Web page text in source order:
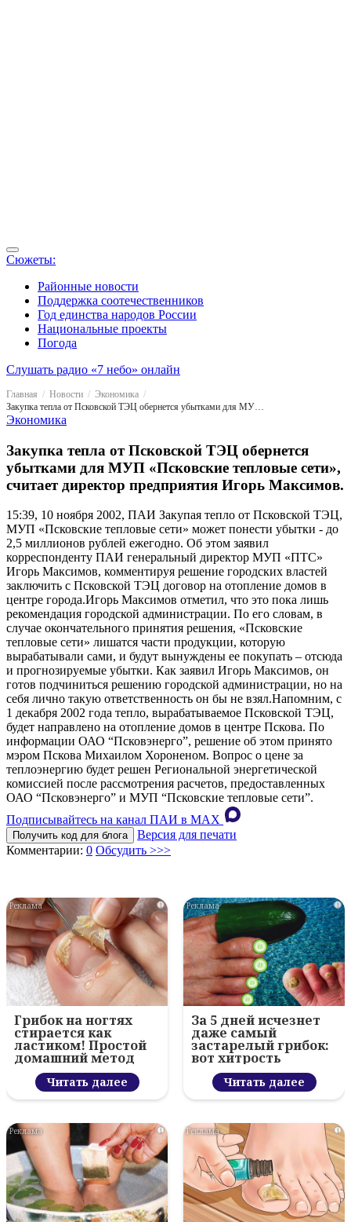
Сюжеты:
Районные новости
Поддержка соотечественников
Год единства народов России
Национальные проекты
Погода
Слушать радио «7 небо» онлайн
Главная Новости
Экономика
Закупка тепла от Псковской ТЭЦ обернется убытками для МУП «Псковские тепловые сети», считает директор предприятия Игорь Максимов.
Экономика
Закупка тепла от Псковской ТЭЦ обернется
убытками для МУП «Псковские тепловые сети»,
считает директор предприятия Игорь Максимов.
15:39, 10 ноября 2002, ПАИ Закупая тепло от Псковской ТЭЦ,
МУП «Псковские тепловые сети» может понести убытки - до
2,5 миллионов рублей ежегодно. Об этом заявил
корреспонденту ПАИ генеральный директор МУП «ПТС»
Игорь Максимов, комментируя решение городских властей
заключить с Псковской ТЭЦ договор на отопление домов в
центре города.Игорь Максимов отметил, что это пока лишь
рекомендация городской администрации. По его словам, в
случае окончательного принятия решения, «Псковские
тепловые сети» лишатся части продукции, которую
вырабатывали сами, и будут вынуждены ее покупать – отсюда
и прогнозируемые убытки. Как заявил Игорь Максимов, он
готов подчиниться решению городской администрации, но на
себя лично такую ответственность он бы не взял.Напомним, с
1 декабря 2002 года тепло, вырабатываемое Псковской ТЭЦ,
будет направлено на отопление домов в центре Пскова. По
информации ОАО “Псковэнерго”, решение об этом принято
мэром Пскова Михаилом Хороненом. Вопрос о цене за
теплоэнергию будет решен Региональной энергетической
комиссией после рассмотрения расчетов, предоставленных
ОАО “Псковэнерго” и МУП “Псковские тепловые сети”.
Подписывайтесь на канал ПАИ в MAХ
Получить код для блога
Версия для печати
Комментарии: 0 Обсудить >>>
i
Грибок на ногтях
стирается как
ластиком! Простой
домашний метод
Читать далее
i
За 5 дней исчезнет
даже самый
застарелый грибок:
вот хитрость
Читать далее
i i